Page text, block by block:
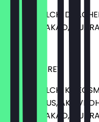
MANDELMILCH,
WEISSER KAKAO,
FADE TO GREY
MANDELMILCH,
CASHEWMUS,
WEISSER KAKAO,